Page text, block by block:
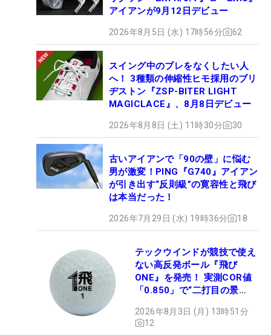
アイアンが9月12日デビュー
2026年8月5日 (水) 17時56分 62
スイング中のブレをなくしたい人
へ！ 3種類の伸縮性ヒモ採用のブリ
ヂストン『ZSP-BITER LIGHT
MAGICLACE』、8月8日デビュー
2026年8月8日 (土) 11時30分 30
古いアイアンで「90の壁」に悩む
男が激変！PING『G740』アイアン
が引き出す“反則級”の寛容性と飛び
は本当だった！
2026年7月29日 (水) 19時36分 18
テックウインドが競技で使え
ない高反発ボール『飛び
ONE』を発売！ 実測COR値
「0.850」で“二打目の景
2026年8月3日 (月) 13時51分
12